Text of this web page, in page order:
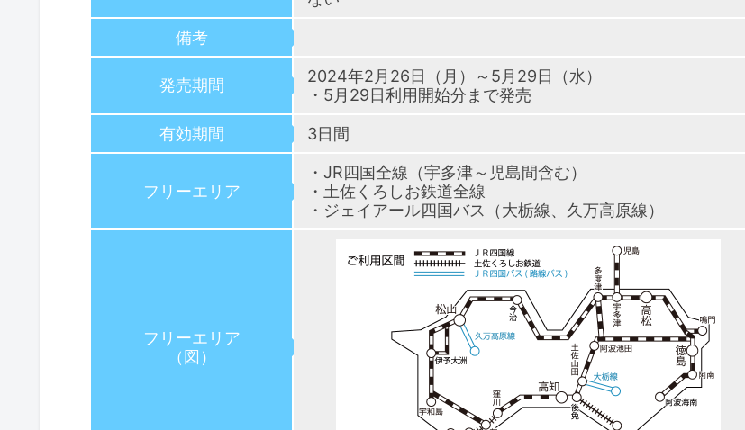
備考
発売期間
2024年2月26日（月）～5月29日（水）
・5月29日利用開始分まで発売
有効期間 3日間
フリーエリア
・JR四国全線（宇多津～児島間含む）
・土佐くろしお鉄道全線
・ジェイアール四国バス（大栃線、久万高原線）
フリーエリア
（図）